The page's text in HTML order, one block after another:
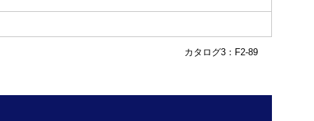
カタログ3：F2-89